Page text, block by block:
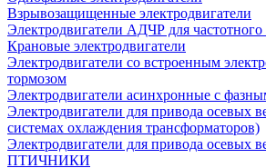
Взрывозащищенные электродвигатели
Электродвигатели АДЧР для частотного
Крановые электродвигатели
Электродвигатели со встроенным
тормозом
Электродвигатели асинхронные с
Электродвигатели для привода осевых
системах охлаждения трансформаторов)
Электродвигатели для привода осевых
ПТИЧНИКИ